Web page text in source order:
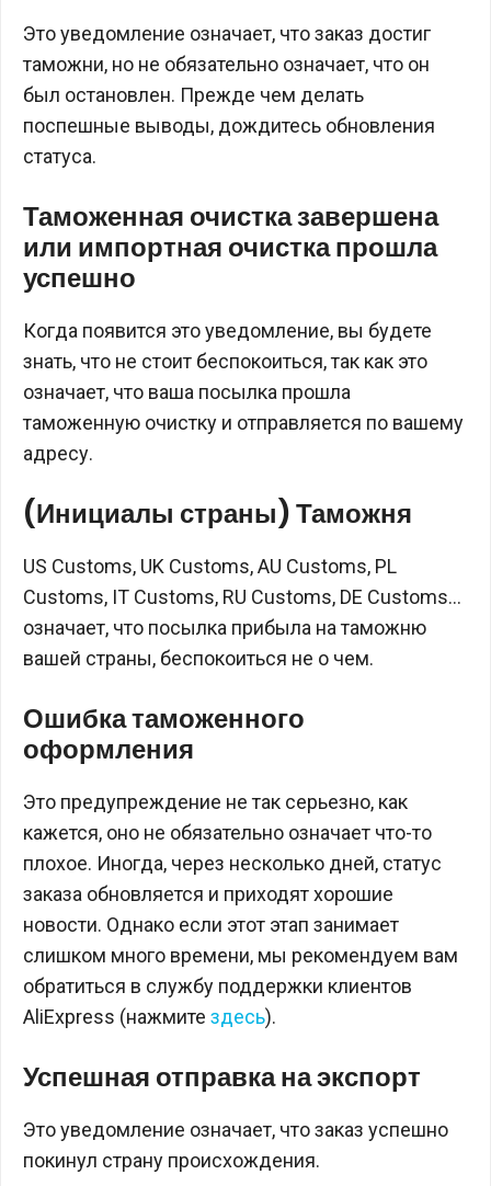
Это уведомление означает, что заказ достиг
таможни, но не обязательно означает, что он
был остановлен. Прежде чем делать
поспешные выводы, дождитесь обновления
статуса.
Таможенная очистка завершена
или импортная очистка прошла
успешно
Когда появится это уведомление, вы будете
знать, что не стоит беспокоиться, так как это
означает, что ваша посылка прошла
таможенную очистку и отправляется по вашему
адресу.
(Инициалы страны) Таможня
US Customs, UK Customs, AU Customs, PL
Customs, IT Customs, RU Customs, DE Customs…
означает, что посылка прибыла на таможню
вашей страны, беспокоиться не о чем.
Ошибка таможенного
оформления
Это предупреждение не так серьезно, как
кажется, оно не обязательно означает что-то
плохое. Иногда, через несколько дней, статус
заказа обновляется и приходят хорошие
новости. Однако если этот этап занимает
слишком много времени, мы рекомендуем вам
обратиться в службу поддержки клиентов
AliExpress (нажмите здесь).
Успешная отправка на экспорт
Это уведомление означает, что заказ успешно
покинул страну происхождения.